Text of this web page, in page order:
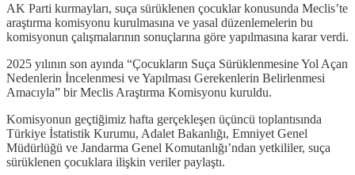
AK Parti kurmayları, suça sürüklenen çocuklar konusunda Meclis’te
araştırma komisyonu kurulmasına ve yasal düzenlemelerin bu
komisyonun çalışmalarının sonuçlarına göre yapılmasına karar verdi.
2025 yılının son ayında “Çocukların Suça Sürüklenmesine Yol Açan
Nedenlerin İncelenmesi ve Yapılması Gerekenlerin Belirlenmesi
Amacıyla” bir Meclis Araştırma Komisyonu kuruldu.
Komisyonun geçtiğimiz hafta gerçekleşen üçüncü toplantısında
Türkiye İstatistik Kurumu, Adalet Bakanlığı, Emniyet Genel
Müdürlüğü ve Jandarma Genel Komutanlığı’ndan yetkililer, suça
sürüklenen çocuklara ilişkin veriler paylaştı.